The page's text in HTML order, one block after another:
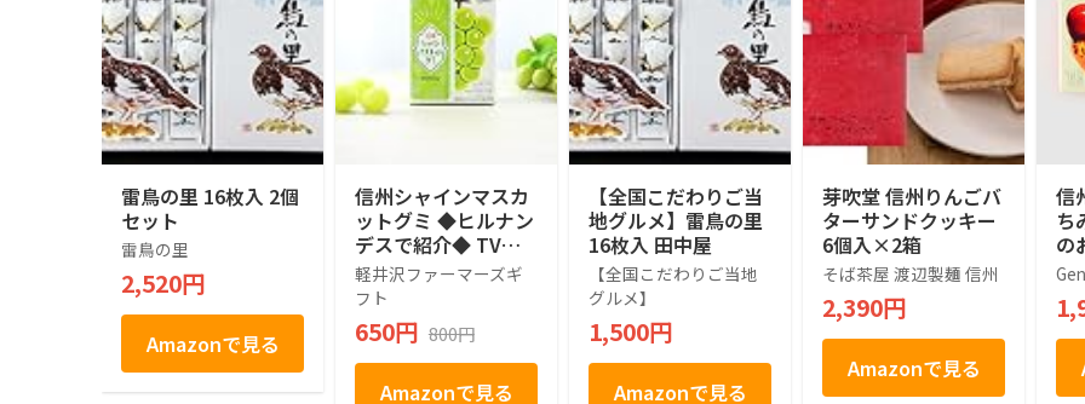
雷鳥の里 16枚入 2個
セット
雷鳥の里
2,520円
Amazonで見る
信州シャインマスカ
ットグミ ◆ヒルナン
デスで紹介◆ TVで
話題 売れ筋 人気ス
イーツ 人気 デザー
ト お取り寄せ お取
り寄せグルメ お菓子
駄菓子 個包装 グミ
ぶどう シャインマス
軽井沢ファーマーズギ
フト
650円 800円
Amazonで見る
【全国こだわりご当
地グルメ】雷鳥の里
16枚入 田中屋
【全国こだわりご当地
グルメ】
1,500円
Amazonで見る
芽吹堂 信州りんごバ
ターサンドクッキー
6個入×2箱
そば茶屋 渡辺製麺 信州
2,390円
Amazonで見る
信
ち
の
(2